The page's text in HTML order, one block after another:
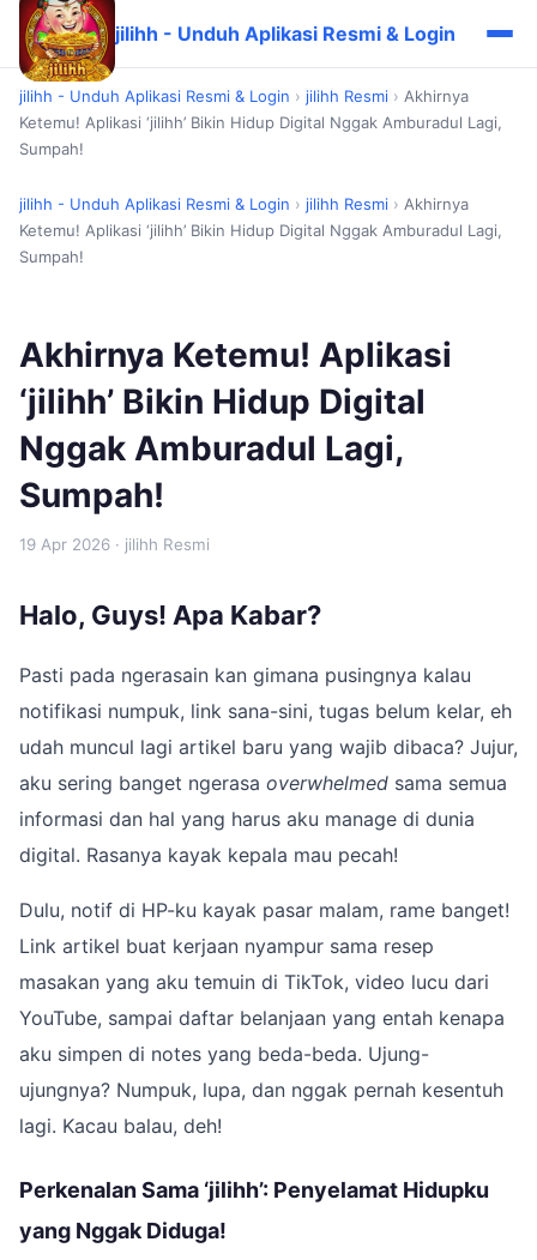
jilihh - Unduh Aplikasi Resmi & Login
jilihh - Unduh Aplikasi Resmi & Login › jilihh Resmi › Akhirnya
Ketemu! Aplikasi ‘jilihh’ Bikin Hidup Digital Nggak Amburadul Lagi,
Sumpah!
jilihh - Unduh Aplikasi Resmi & Login › jilihh Resmi › Akhirnya
Ketemu! Aplikasi ‘jilihh’ Bikin Hidup Digital Nggak Amburadul Lagi,
Sumpah!
Akhirnya Ketemu! Aplikasi
‘jilihh’ Bikin Hidup Digital
Nggak Amburadul Lagi,
Sumpah!
19 Apr 2026 · jilihh Resmi
Halo, Guys! Apa Kabar?
Pasti pada ngerasain kan gimana pusingnya kalau
notifikasi numpuk, link sana-sini, tugas belum kelar, eh
udah muncul lagi artikel baru yang wajib dibaca? Jujur,
aku sering banget ngerasa overwhelmed sama semua
informasi dan hal yang harus aku manage di dunia
digital. Rasanya kayak kepala mau pecah!
Dulu, notif di HP-ku kayak pasar malam, rame banget!
Link artikel buat kerjaan nyampur sama resep
masakan yang aku temuin di TikTok, video lucu dari
YouTube, sampai daftar belanjaan yang entah kenapa
aku simpen di notes yang beda-beda. Ujung-
ujungnya? Numpuk, lupa, dan nggak pernah kesentuh
lagi. Kacau balau, deh!
Perkenalan Sama ‘jilihh’: Penyelamat Hidupku
yang Nggak Diduga!